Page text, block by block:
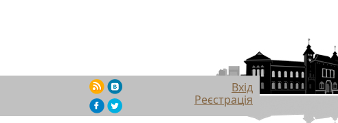
Вхід
Реєстрація